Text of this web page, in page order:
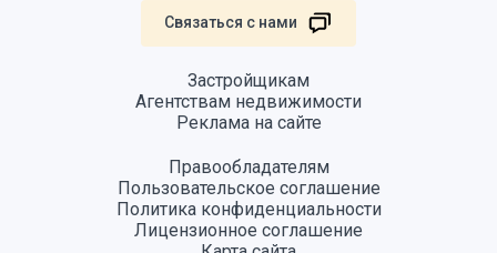
Связаться с нами
Застройщикам
Агентствам недвижимости
Реклама на сайте
Правообладателям
Пользовательское соглашение
Политика конфиденциальности
Лицензионное соглашение